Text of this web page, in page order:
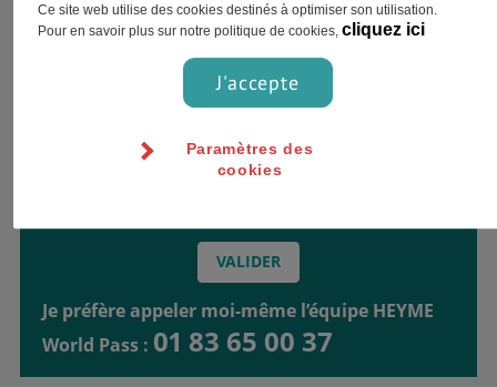
Je préfère appeler moi-même l’équipe HEYME
World Pass : 01 83 65 00 37
Ce site web utilise des cookies destinés à optimiser son utilisation.
Pour en savoir plus sur notre politique de cookies, cliquez ici
J'accepte
Paramètres des
cookies